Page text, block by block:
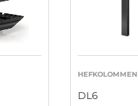
HEFKOLOMMEN
DL6